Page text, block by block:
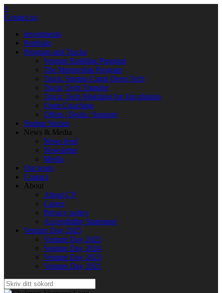
×
Contact us
Investments
Portfolio
Program and Tracks
Venture Building Program
The Mentorship Program
Track: Startup Camp Deep Tech
Track: Tech Transfer
Track: Tech Matching for Encubation
Open Coaching
Offers | Deals | Support
Startup Stories
News & Media
News feed
Newsletter
Media
Our team
Contact
About
About CV
Career
Privacy policy
Accessibility Statement
Venture Day 2025
Venture Day 2025
Venture Day 2024
Venture Day 2023
Venture Day 2021